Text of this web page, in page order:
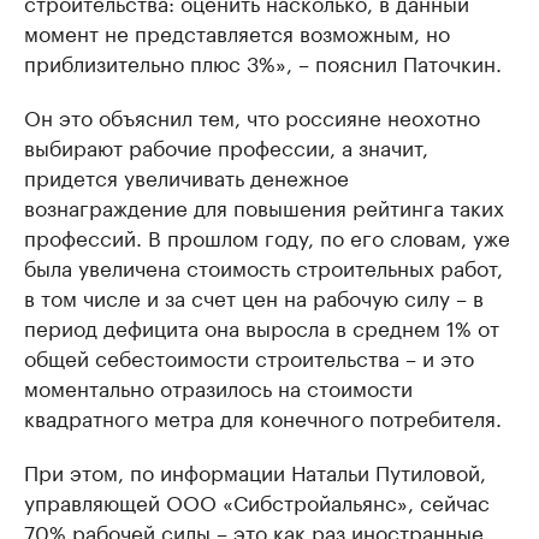
момент не представляется возможным, но
приблизительно плюс 3%», – пояснил Паточкин.
Он это объяснил тем, что россияне неохотно
выбирают рабочие профессии, а значит,
придется увеличивать денежное
вознаграждение для повышения рейтинга таких
профессий. В прошлом году, по его словам, уже
была увеличена стоимость строительных работ,
в том числе и за счет цен на рабочую силу – в
период дефицита она выросла в среднем 1% от
общей себестоимости строительства – и это
моментально отразилось на стоимости
квадратного метра для конечного потребителя.
При этом, по информации Натальи Путиловой,
управляющей ООО «Сибстройальянс», сейчас
70% рабочей силы – это как раз иностранные